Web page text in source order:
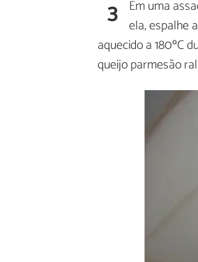
3 Em uma
ela, espalhe
aquecido a 180ºC
queijo parmesão